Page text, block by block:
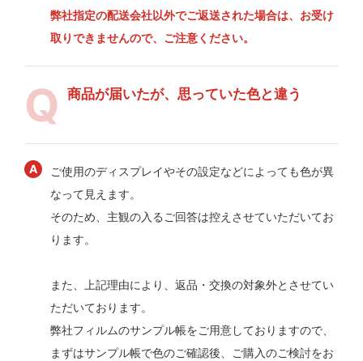
弊社指定の配送会社以外でご返送された場合は、お受け
取りできませんので、ご注意ください。
商品が届いたが、思っていた色と違う
ご使用のディスプレイやその設定などによっても色が異
なって見えます。
そのため、主観の入るご回答は控えさせていただいてお
ります。
また、上記理由により、返品・交換の対象外とさせてい
ただいております。
弊社フィルムのサンプル帳をご用意しておりますので、
まずはサンプル帳で色のご確認後、ご購入のご検討をお